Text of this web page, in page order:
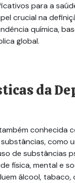
para a
crucial na
química,
global.
da
conhecida
como
de substâncias
física, mental e
álcool, tabaco,